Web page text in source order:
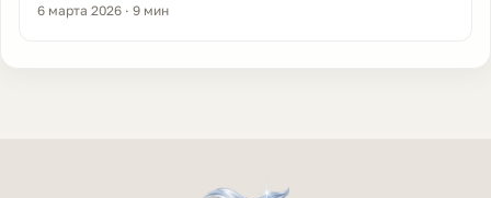
6 марта 2026 · 9 мин